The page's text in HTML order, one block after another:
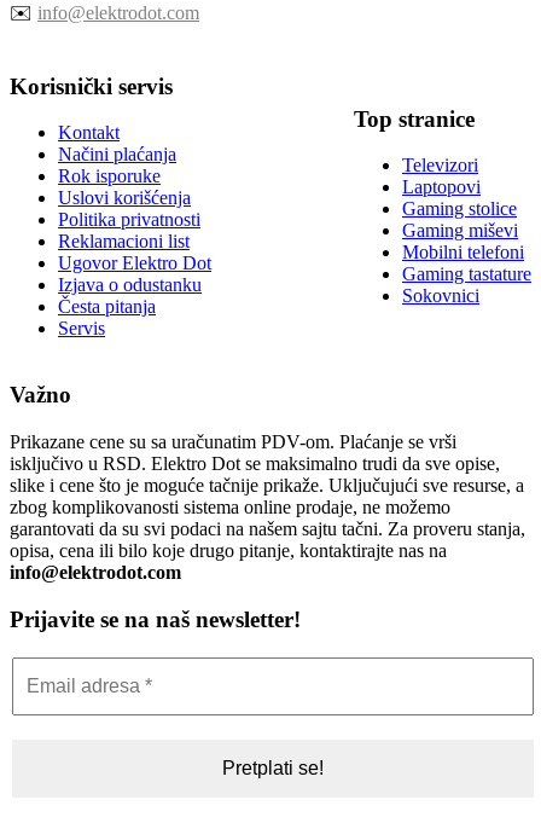
✉️ info@elektrodot.com
Korisnički servis
Kontakt
Načini plaćanja
Rok isporuke
Uslovi korišćenja
Politika privatnosti
Reklamacioni list
Ugovor Elektro Dot
Izjava o odustanku
Česta pitanja
Servis
Top stranice
Televizori
Laptopovi
Gaming stolice
Gaming miševi
Mobilni telefoni
Gaming tastature
Sokovnici
Važno
Prikazane cene su sa uračunatim PDV-om. Plaćanje se vrši
isključivo u RSD. Elektro Dot se maksimalno trudi da sve opise,
slike i cene što je moguće tačnije prikaže. Uključujući sve resurse, a
zbog komplikovanosti sistema online prodaje, ne možemo
garantovati da su svi podaci na našem sajtu tačni. Za proveru stanja,
opisa, cena ili bilo koje drugo pitanje, kontaktirajte nas na
info@elektrodot.com
Prijavite se na naš newsletter!